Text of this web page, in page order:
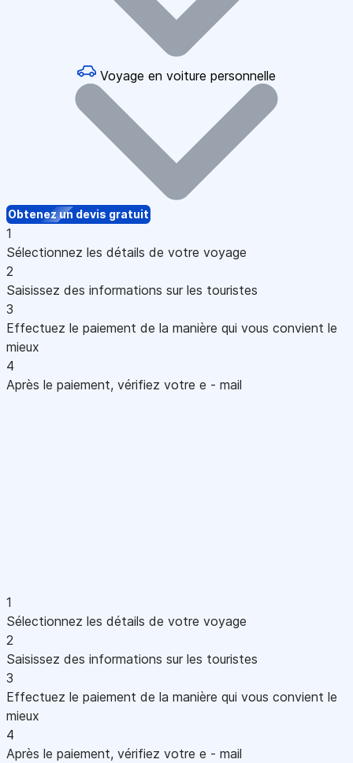
Voyage en voiture personnelle
Obtenez un devis gratuit
1
Sélectionnez les détails de votre voyage
2
Saisissez des informations sur les touristes
3
Effectuez le paiement de la manière qui vous convient le
mieux
4
Après le paiement, vérifiez votre e - mail
1
Sélectionnez les détails de votre voyage
2
Saisissez des informations sur les touristes
3
Effectuez le paiement de la manière qui vous convient le
mieux
4
Après le paiement, vérifiez votre e - mail